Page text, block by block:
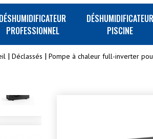
DÉSHUMIDIFICATEUR
PROFESSIONNEL
PISCINE
Déclassés Pompe à chaleur full-inverter